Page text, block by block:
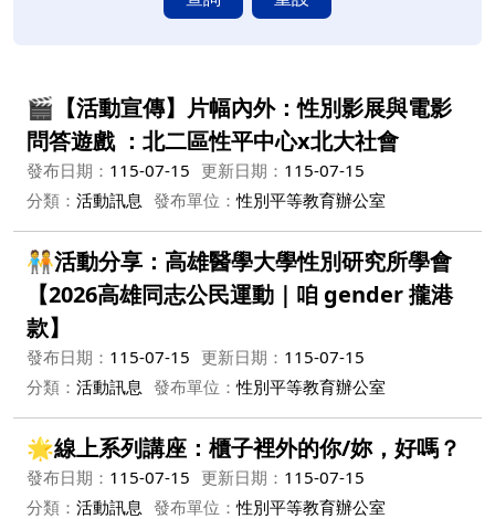
🎬【活動宣傳】片幅內外：性別影展與電影
問答遊戲 ：北二區性平中心x北大社會
發布日期： 115-07-15 更新日期： 115-07-15
分類： 活動訊息 發布單位：性別平等教育辦公室
🧑‍🤝‍🧑活動分享：高雄醫學大學性別研究所學會
【2026高雄同志公民運動｜咱 gender 攏港
款】
發布日期： 115-07-15 更新日期： 115-07-15
分類： 活動訊息 發布單位：性別平等教育辦公室
🌟線上系列講座：櫃子裡外的你/妳，好嗎？
發布日期： 115-07-15 更新日期： 115-07-15
分類： 活動訊息 發布單位：性別平等教育辦公室